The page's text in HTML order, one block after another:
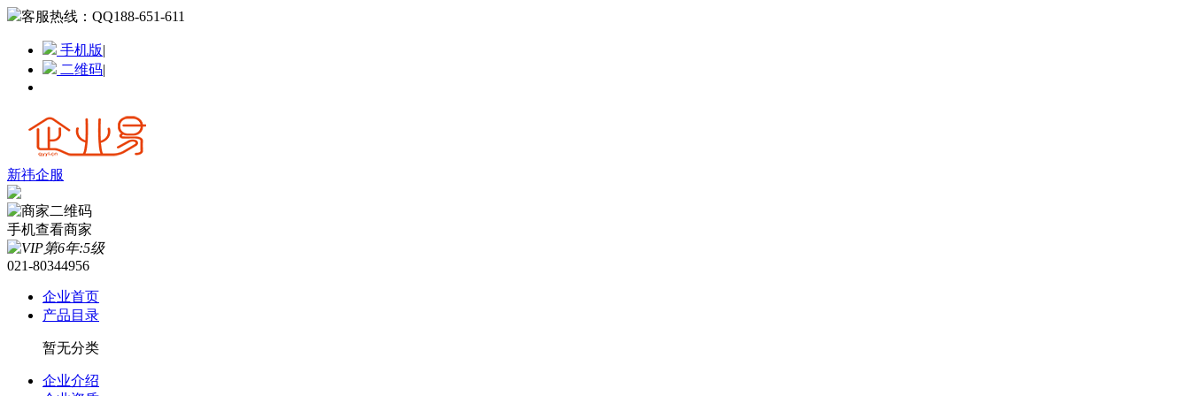
客服热线： QQ188-651-611
手机版|
二维码|
新祎企服
手机查看商家
021-80344956
企业首页
产品目录
暂无分类
企业介绍